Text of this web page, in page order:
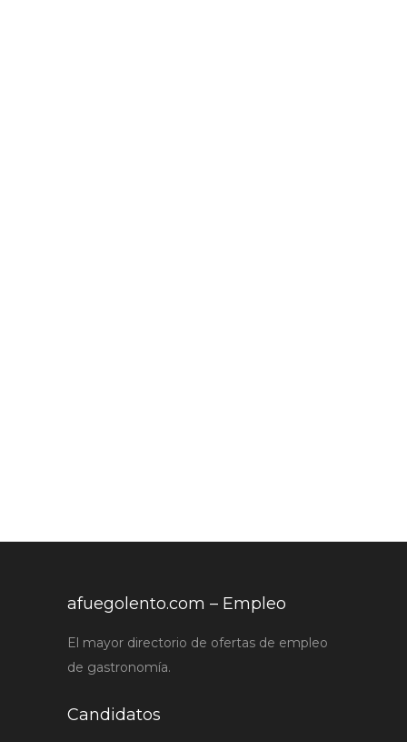
afuegolento.com – Empleo
El mayor directorio de ofertas de empleo
de gastronomía.
Candidatos